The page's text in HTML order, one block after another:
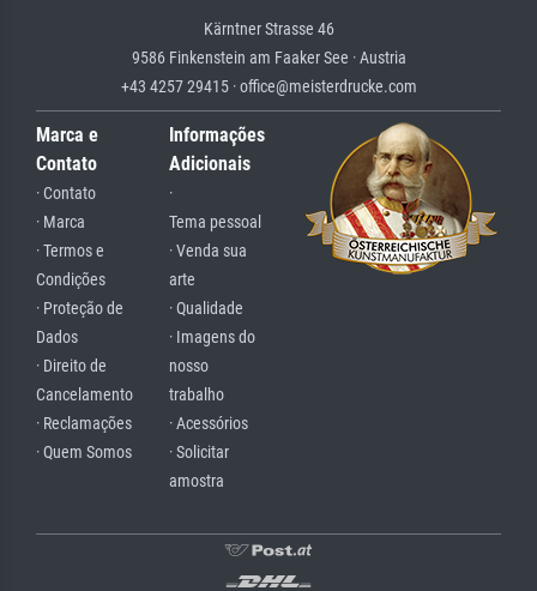
Kärntner Strasse 46
9586 Finkenstein am Faaker See · Austria
+43 4257 29415 · office@meisterdrucke.com
Marca e
Contato
· Contato
· Marca
· Termos e
Condições
· Proteção de
Dados
· Direito de
Cancelamento
· Reclamações
· Quem Somos
Informações
Adicionais
·
Tema pessoal
· Venda sua
arte
· Qualidade
· Imagens do
nosso
trabalho
· Acessórios
· Solicitar
amostra